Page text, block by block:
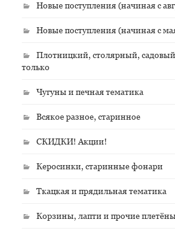
Новые поступления (начиная с
Новые поступления (начиная с
Плотницкий, столярный,
только
Чугуны и печная тематика
Всякое разное, старинное
СКИДКИ! Акции!
Керосинки, старинные фонари
Ткацкая и прядильная тематика
Корзины, лапти и прочие